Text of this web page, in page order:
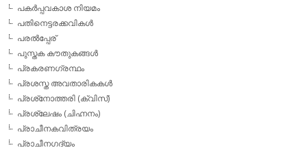
പകര്‍പ്പവകാശ നിയമം
പതിനെട്ടരക്കവികള്‍
പരല്‍പ്പേര്
പുസ്തക കൗതുകങ്ങള്‍
പ്രകരണഗ്രന്ഥം
പ്രശസ്ത അവതാരികകള്‍
പ്രശ്‌നോത്തരി (ക്വിസ്)
പ്രശ്ലേഷം (ചിഹ്നനം)
പ്രാചീനകവിത്രയം
പ്രാചീനഗദ്യം